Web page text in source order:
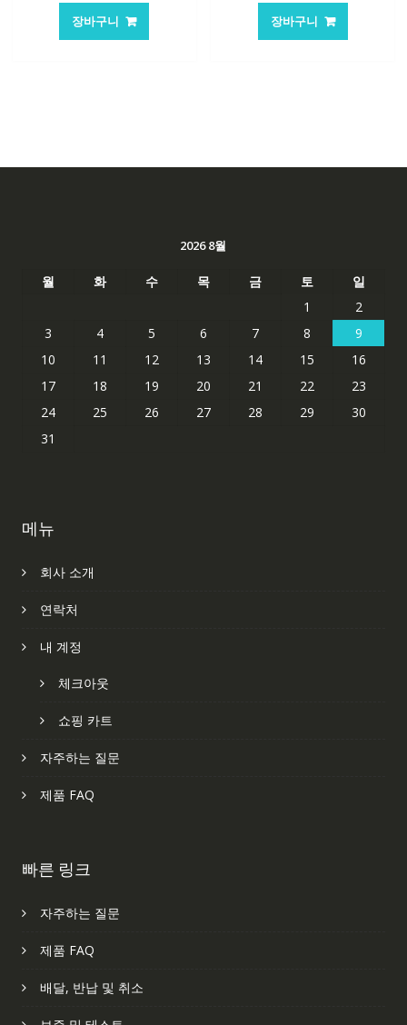
가
격:
장바구니
가
격:
장바구니
2026 8월
월 화 수 목 금 토
일
1
2
3
4 5 6 7 8
9
10
11 12 13 14 15
16
17
18 19 20 21 22
23
24
25 26 27 28 29
30
31
메뉴
회사 소개
연락처
내 계정
체크아웃
쇼핑 카트
자주하는 질문
제품 FAQ
빠른 링크
자주하는 질문
제품 FAQ
배달, 반납 및 취소